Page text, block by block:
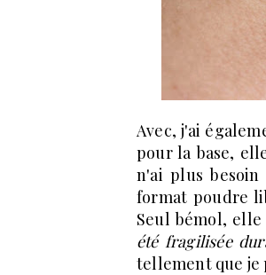
Avec, j'ai
pour la base,
n'ai plus
format poudre
Seul bémol,
été fragilisée
tellement que je